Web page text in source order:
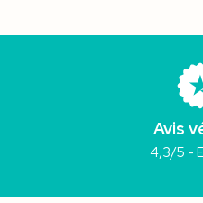
Avis
4,3/5 -